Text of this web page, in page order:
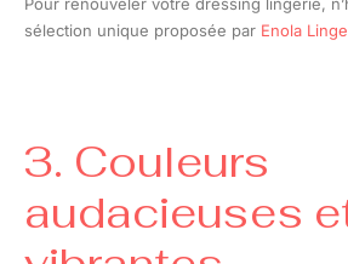
Pour renouveler votre dressing lingerie,
sélection unique proposée par Enola
3. Couleurs
audacieuses